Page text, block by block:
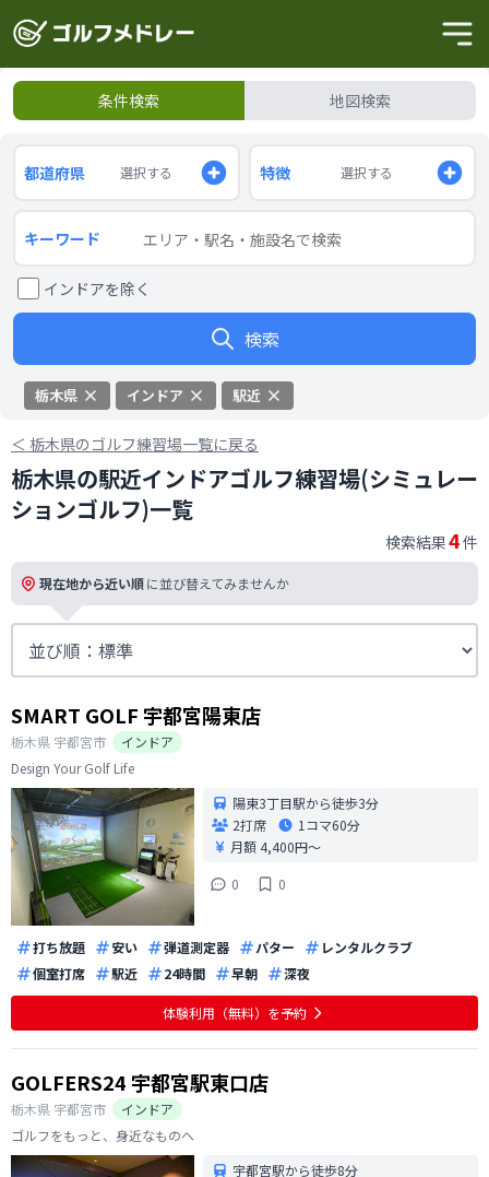
条件検索 地図検索
都道府県 選択する 特徴 選択する
キーワード
インドアを除く
検索
栃木県 インドア 駅近
＜ 栃木県のゴルフ練習場一覧に戻る
栃木県の駅近インドアゴルフ練習場(シミュレー
ションゴルフ)一覧
検索結果4件
現在地から近い順に並び替えてみませんか
SMART GOLF 宇都宮陽東店
栃木県 宇都宮市
インドア
Design Your Golf Life
陽東3丁目駅から徒歩3分
2打席
1コマ60分
月額 4,400円〜
0
0
打ち放題 安い 弾道測定器 パター
レンタルクラブ
個室打席
駅近 24時間 早朝 深夜
体験利用（無料）を予約
GOLFERS24 宇都宮駅東口店
栃木県 宇都宮市
インドア
ゴルフをもっと、身近なものへ
宇都宮駅から徒歩8分